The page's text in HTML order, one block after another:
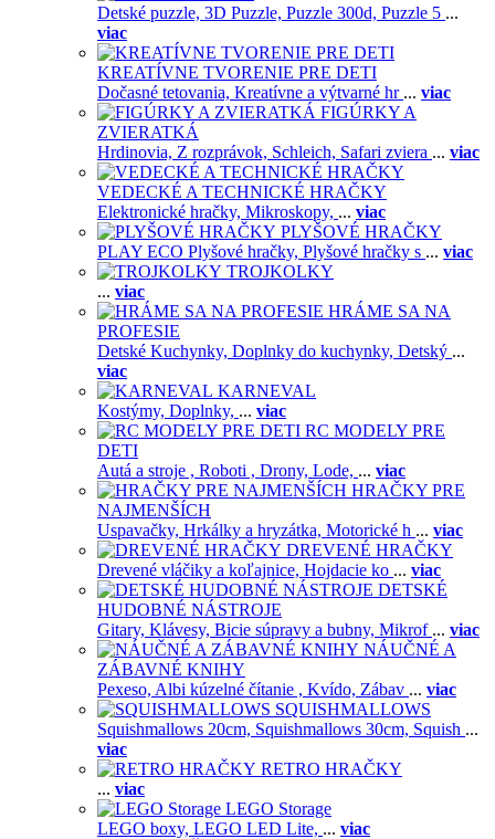
Detské puzzle, 3D Puzzle, Puzzle 300d, Puzzle 5 ...
viac
KREATÍVNE TVORENIE PRE DETI
Dočasné tetovania, Kreatívne a výtvarné hr ... viac
FIGÚRKY A
ZVIERATKÁ
Hrdinovia, Z rozprávok, Schleich, Safari zviera ... viac
VEDECKÉ A TECHNICKÉ HRAČKY
Elektronické hračky, Mikroskopy, ... viac
PLYŠOVÉ HRAČKY
PLAY ECO Plyšové hračky, Plyšové hračky s ... viac
TROJKOLKY
... viac
HRÁME SA NA
PROFESIE
Detské Kuchynky, Doplnky do kuchynky, Detský ...
viac
KARNEVAL
Kostýmy, Doplnky, ... viac
RC MODELY PRE
DETI
Autá a stroje , Roboti , Drony, Lode, ... viac
HRAČKY PRE
NAJMENŠÍCH
Uspavačky, Hrkálky a hryzátka, Motorické h ... viac
DREVENÉ HRAČKY
Drevené vláčiky a koľajnice, Hojdacie ko ... viac
DETSKÉ
HUDOBNÉ NÁSTROJE
Gitary, Klávesy, Bicie súpravy a bubny, Mikrof ... viac
NÁUČNÉ A
ZÁBAVNÉ KNIHY
Pexeso, Albi kúzelné čítanie , Kvído, Zábav ... viac
SQUISHMALLOWS
Squishmallows 20cm, Squishmallows 30cm, Squish ...
viac
RETRO HRAČKY
... viac
LEGO Storage
LEGO boxy, LEGO LED Lite, ... viac